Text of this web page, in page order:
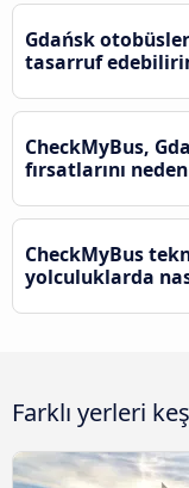
Gdańsk
tasarruf
CheckMyBus,
fırsatlarını
CheckMyBus
yolculuklarda
Farklı yerleri